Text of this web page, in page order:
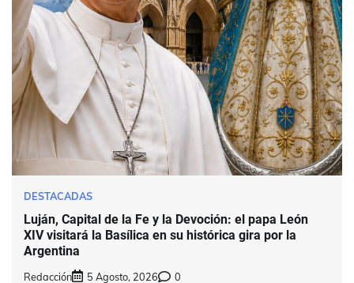
DESTACADAS
Luján, Capital de la Fe y la Devoción: el papa León
XIV visitará la Basílica en su histórica gira por la
Argentina
Redacción 5 Agosto, 2026 0